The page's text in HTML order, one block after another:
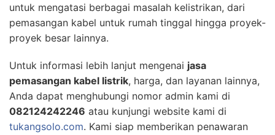
untuk mengatasi berbagai masalah kelistrikan, dari
pemasangan kabel untuk rumah tinggal hingga proyek-
proyek besar lainnya.
Untuk informasi lebih lanjut mengenai jasa
pemasangan kabel listrik, harga, dan layanan lainnya,
Anda dapat menghubungi nomor admin kami di
082124242246 atau kunjungi website kami di
tukangsolo.com. Kami siap memberikan penawaran